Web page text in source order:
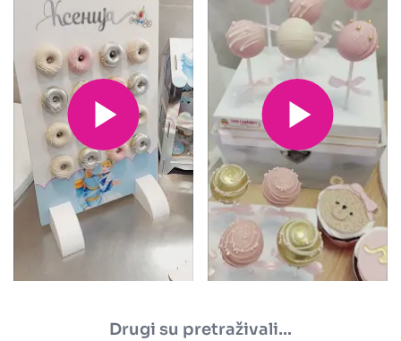
Drugi su pretraživali…